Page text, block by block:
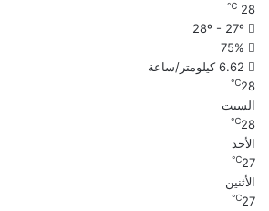
28
℃
75%
6.62 كيلومتر/ساعة
28
℃
السبت
28
℃
الأحد
27
℃
الأثنين
27
℃